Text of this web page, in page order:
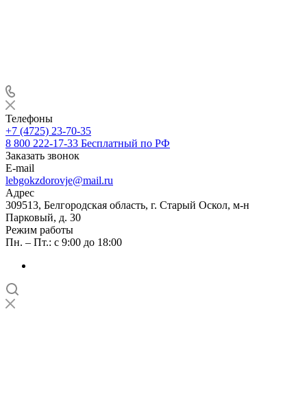
Телефоны
+7 (4725) 23-70-35
8 800 222-17-33 Бесплатный по РФ
Заказать звонок
E-mail
lebgokzdorovje@mail.ru
Адрес
309513, Белгородская область, г. Старый Оскол, м-н
Парковый, д. 30
Режим работы
Пн. – Пт.: с 9:00 до 18:00